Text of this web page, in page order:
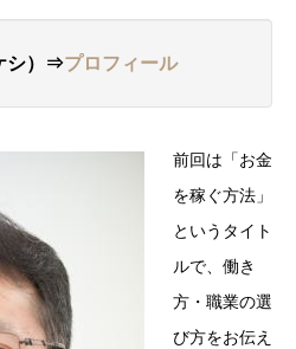
シ）⇒プロフィール
前回は「お金
を稼ぐ方法」
というタイト
ルで、働き
方・職業の選
び方をお伝え